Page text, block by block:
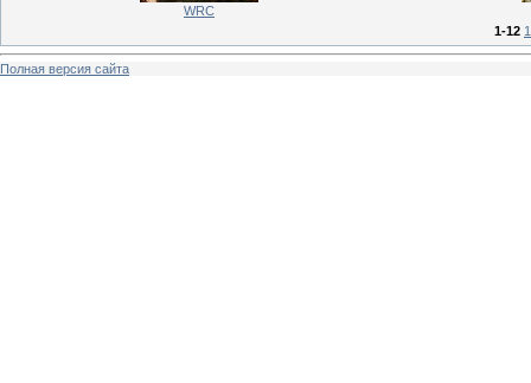
WRC
1-12
Полная версия сайта